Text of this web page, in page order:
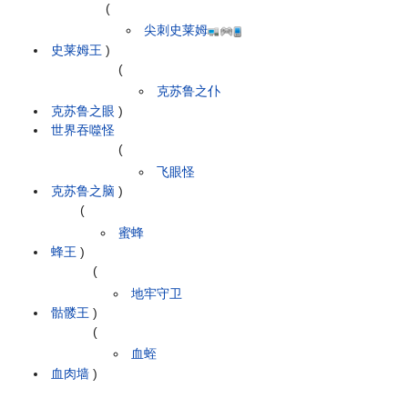
史莱姆王
(
尖刺史莱姆
)
克苏鲁之眼
(
克苏鲁之仆
)
世界吞噬怪
克苏鲁之脑
(
飞眼怪
)
蜂王
(
蜜蜂
)
骷髅王
(
地牢守卫
)
血肉墙
(
血蛭
)